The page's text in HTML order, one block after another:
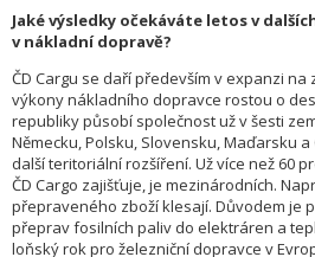
Jaké výsledky očekáváte letos v
v nákladní dopravě?
ČD Cargu se daří především v expanzi
výkony nákladního dopravce rostou o
republiky působí společnost už v šesti
Německu, Polsku, Slovensku, Maďarsku
další teritoriální rozšíření. Už více než 60
ČD Cargo zajišťuje, je mezinárodních.
přepraveného zboží klesají. Důvodem je
přeprav fosilních paliv do elektráren a
loňský rok pro železniční dopravce v